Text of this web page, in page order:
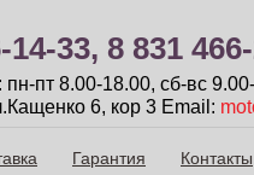
14-33, 8 831
пт 8.00-18.00, сб-вc
6, кор 3 Email:
Гарантия Контакты